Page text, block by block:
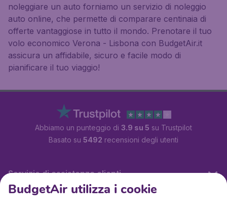
noleggiare un auto forniamo un servizio di noleggio
auto online, che permette di comparare centinaia di
offerte vantaggiose in tutto il mondo. Prenotare il tuo
volo economico Verona - Lisbona con BudgetAir.it
assicura un affidabile, sicuro e facile modo di
pianificare il tuo viaggio!
Abbiamo un punteggio di 3.9 su 5 su Trustpilot
Basato su 5492 recensioni degli utenti
Servizio di assistenza clienti
BudgetAir utilizza i cookie